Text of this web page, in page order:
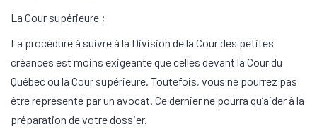
La Cour supérieure ;
La procédure à suivre à la Division de la Cour des petites
créances est moins exigeante que celles devant la Cour du
Québec ou la Cour supérieure. Toutefois, vous ne pourrez pas
être représenté par un avocat. Ce dernier ne pourra qu’aider à la
préparation de votre dossier.